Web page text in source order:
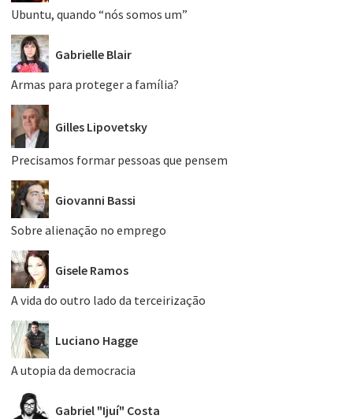
Ubuntu, quando “nós somos um”
Gabrielle Blair
Armas para proteger a família?
Gilles Lipovetsky
Precisamos formar pessoas que pensem
Giovanni Bassi
Sobre alienação no emprego
Gisele Ramos
A vida do outro lado da terceirização
Luciano Hagge
A utopia da democracia
Gabriel "Ijuí" Costa